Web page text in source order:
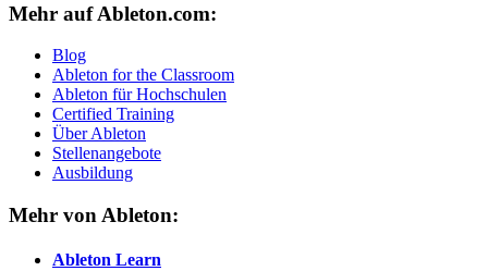
Mehr auf Ableton.com:
Blog
Ableton for the Classroom
Ableton für Hochschulen
Certified Training
Über Ableton
Stellenangebote
Ausbildung
Mehr von Ableton:
Ableton Learn